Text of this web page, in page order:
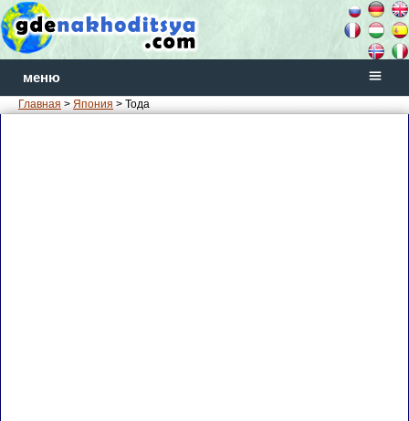
меню
Главная > Япония > Тода